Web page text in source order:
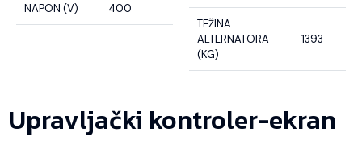
NAPON (V) 400
TEŽINA
ALTERNATORA
(KG)
1393
Upravljački kontroler-ekran